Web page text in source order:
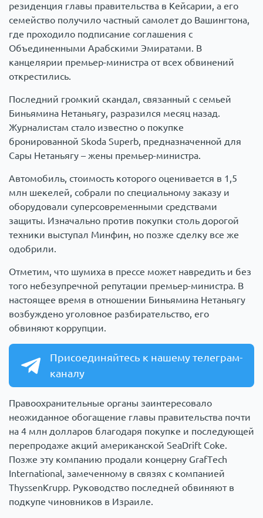
резиденция главы правительства в Кейсарии, а его
семейство получило частный самолет до Вашингтона,
где проходило подписание соглашения с
Объединенными Арабскими Эмиратами. В
канцелярии премьер-министра от всех обвинений
открестились.
Последний громкий скандал, связанный с семьей
Биньямина Нетаньягу, разразился месяц назад.
Журналистам стало известно о покупке
бронированной Skoda Superb, предназначенной для
Сары Нетаньягу – жены премьер-министра.
Автомобиль, стоимость которого оценивается в 1,5
млн шекелей, собрали по специальному заказу и
оборудовали суперсовременными средствами
защиты. Изначально против покупки столь дорогой
техники выступал Минфин, но позже сделку все же
одобрили.
Отметим, что шумиха в прессе может навредить и без
того небезупречной репутации премьер-министра. В
настоящее время в отношении Биньямина Нетаньягу
возбуждено уголовное разбирательство, его
обвиняют коррупции.
Присоединяйтесь к нашему телеграм-
каналу
Правоохранительные органы заинтересовало
неожиданное обогащение главы правительства почти
на 4 млн долларов благодаря покупке и последующей
перепродаже акций американской SeaDrift Coke.
Позже эту компанию продали концерну GrafTech
International, замеченному в связях с компанией
ThyssenKrupp. Руководство последней обвиняют в
подкупе чиновников в Израиле.